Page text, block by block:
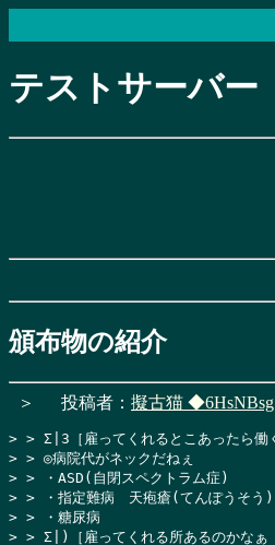
テストサーバー
頒布物の紹介
＞ 投稿者： 擬古猫 ◆6HsNBsg
> > Σ|3［雇ってくれるとこあったら働
> > ◎病院代がネックだねぇ
> > ・ASD(自閉スペクトラム症)
> > ・指定難病　天疱瘡(てんぽうそう)
> > ・糖尿病
> > Σ|)［雇ってくれる所あるのかなぁ